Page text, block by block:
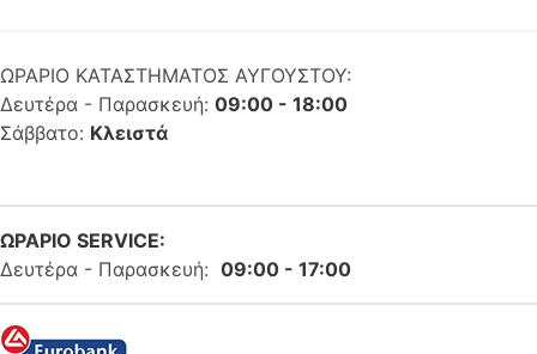
ΩΡΑΡΙΟ ΚΑΤΑΣΤΗΜΑΤΟΣ ΑΥΓΟΥΣΤΟΥ:
Δευτέρα - Παρασκευή: 09:00 - 18:00
Σάββατο: Κλειστά
ΩΡΑΡΙΟ SERVICE:
Δευτέρα - Παρασκευή: 09:00 - 17:00